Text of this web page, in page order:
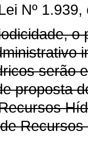
Nº
serão
proposta